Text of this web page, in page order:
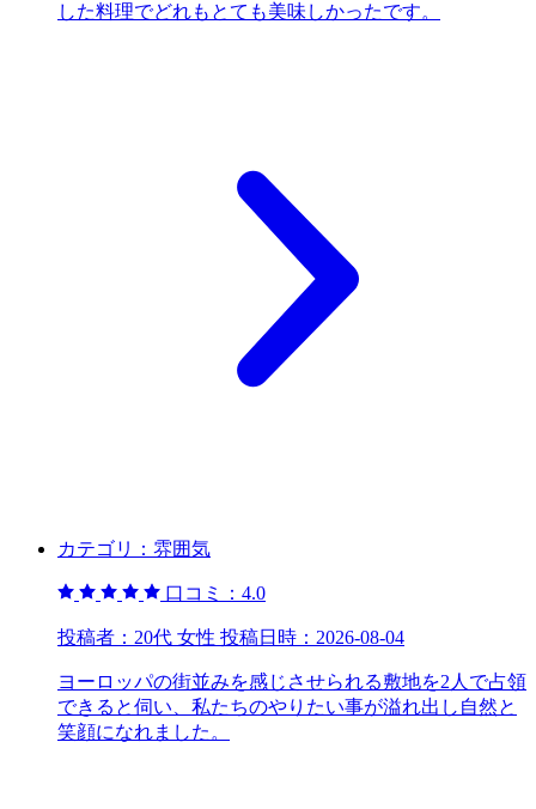
した料理でどれもとても美味しかったです。
カテゴリ： 雰囲気
口コミ： 4.0
投稿者： 20代 女性 投稿日時： 2026-08-04
ヨーロッパの街並みを感じさせられる敷地を2人で占領
できると伺い、私たちのやりたい事が溢れ出し自然と
笑顔になれました。